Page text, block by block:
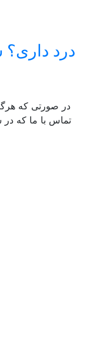
داری؟
که هرگونه
با ما که در